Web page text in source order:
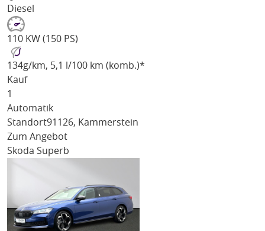
Diesel
110 KW (150 PS)
134g/km, 5,1 l/100 km (komb.)*
Kauf
1
Automatik
Standort91126, Kammerstein
Zum Angebot
Skoda Superb